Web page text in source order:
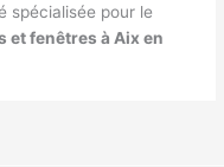
spécialisée pour le
et fenêtres à Aix en